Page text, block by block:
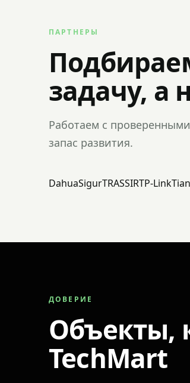
ПАРТНЕРЫ
задачу, а
Работаем с
запас развития.
DahuaSigurTRASSIRTP-Link
ДОВЕРИЕ
Объекты,
TechMart